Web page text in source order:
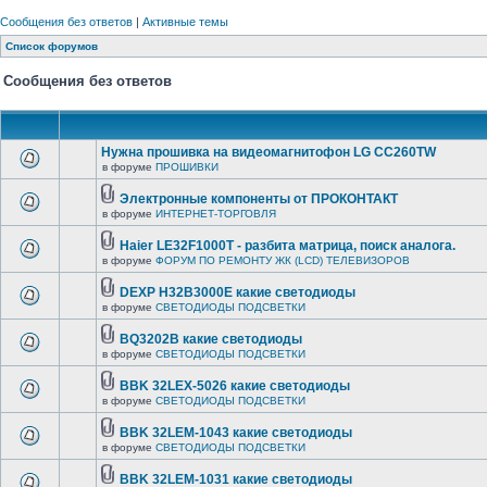
Сообщения без ответов | Активные темы
Список форумов
Сообщения без ответов
Нужна прошивка на видеомагнитофон LG CC260TW
в форуме ПРОШИВКИ
Электронные компоненты от ПРОКОНТАКТ
в форуме ИНТЕРНЕТ-ТОРГОВЛЯ
Haier LE32F1000T - разбита матрица, поиск аналога.
в форуме ФОРУМ ПО РЕМОНТУ ЖК (LCD) ТЕЛЕВИЗОРОВ
DEXP H32B3000E какие светодиоды
в форуме СВЕТОДИОДЫ ПОДСВЕТКИ
BQ3202B какие светодиоды
в форуме СВЕТОДИОДЫ ПОДСВЕТКИ
BBK 32LEX-5026 какие светодиоды
в форуме СВЕТОДИОДЫ ПОДСВЕТКИ
BBK 32LEM-1043 какие светодиоды
в форуме СВЕТОДИОДЫ ПОДСВЕТКИ
BBK 32LEM-1031 какие светодиоды